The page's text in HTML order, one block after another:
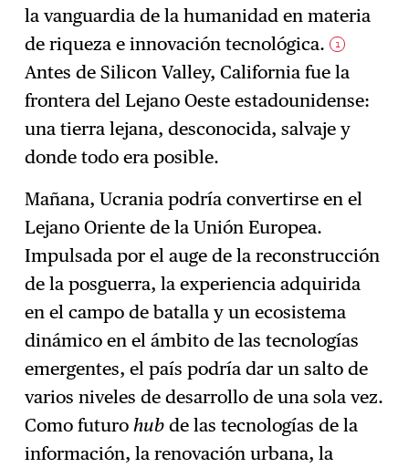
la vanguardia de la humanidad en materia
de riqueza e innovación tecnológica. 1
Antes de Silicon Valley, California fue la
frontera del Lejano Oeste estadounidense:
una tierra lejana, desconocida, salvaje y
donde todo era posible.
Mañana, Ucrania podría convertirse en el
Lejano Oriente de la Unión Europea.
Impulsada por el auge de la reconstrucción
de la posguerra, la experiencia adquirida
en el campo de batalla y un ecosistema
dinámico en el ámbito de las tecnologías
emergentes, el país podría dar un salto de
varios niveles de desarrollo de una sola vez.
Como futurohub de las tecnologías de la
información, la renovación urbana, la